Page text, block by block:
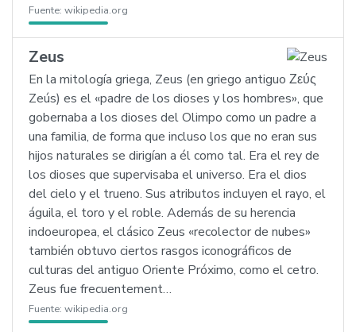
Fuente: wikipedia.org
Zeus
En la mitología griega, Zeus (en griego antiguo Ζεύς
Zeús) es el «padre de los dioses y los hombres», que
gobernaba a los dioses del Olimpo como un padre a
una familia, de forma que incluso los que no eran sus
hijos naturales se dirigían a él como tal. Era el rey de
los dioses que supervisaba el universo. Era el dios
del cielo y el trueno. Sus atributos incluyen el rayo, el
águila, el toro y el roble. Además de su herencia
indoeuropea, el clásico Zeus «recolector de nubes»
también obtuvo ciertos rasgos iconográficos de
culturas del antiguo Oriente Próximo, como el cetro.
Zeus fue frecuentement…
Fuente: wikipedia.org